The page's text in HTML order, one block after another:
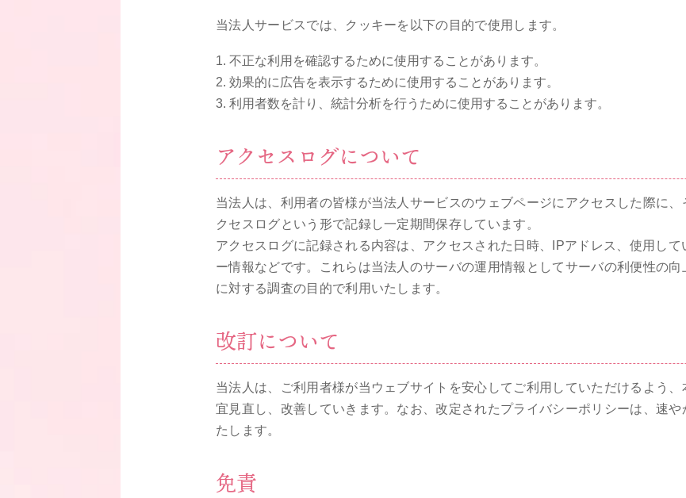
当法人サービスでは、クッキーを以下の目的で使用します。
不正な利用を確認するために使用することがあります。
効果的に広告を表示するために使用することがあります。
利用者数を計り、統計分析を行うために使用することがあります。
アクセスログについて
当法人は、利用者の皆様が当法人サービスのウェブページにアクセスした際に
クセスログという形で記録し一定期間保存しています。
アクセスログに記録される内容は、アクセスされた日時、IPアドレス、使用し
ー情報などです。これらは当法人のサーバの運用情報としてサーバの利便性の向
に対する調査の目的で利用いたします。
改訂について
当法人は、ご利用者様が当ウェブサイトを安心してご利用していただけるよう
宜見直し、改善していきます。なお、改定されたプライバシーポリシーは、速
たします。
免責